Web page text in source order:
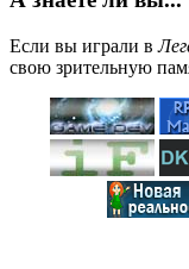
Если вы играли в
свою зрительную